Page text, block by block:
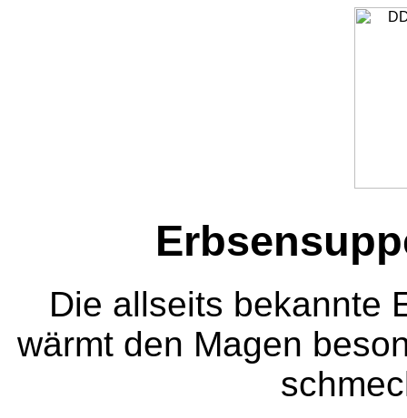
Die allseits bekannte
wärmt den Magen